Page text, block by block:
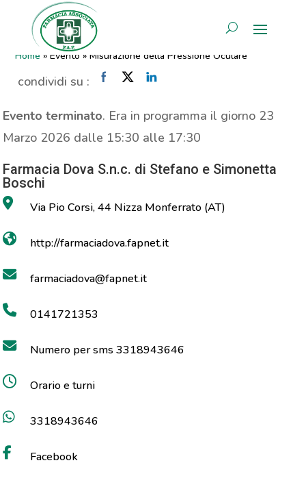
AREA RISERVATA
Misurazione della Pressione
Oculare
Home »Evento »Misurazione della Pressione Oculare
condividi su :
Evento terminato. Era in programma il giorno 23
Marzo 2026 dalle 15:30 alle 17:30
Farmacia Dova S.n.c. di Stefano e Simonetta
Boschi
Via Pio Corsi, 44 Nizza Monferrato (AT)
http://farmaciadova.fapnet.it
farmaciadova@fapnet.it
0141721353
Numero per sms 3318943646
Orario e turni
3318943646
Facebook